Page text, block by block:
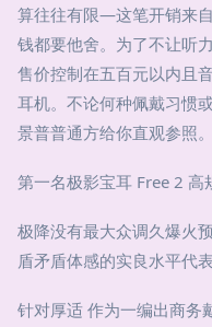
算往往有限—这笔开销来
钱都要他舍。为了不让听
售价控制在五百元以内且
耳机。不论何种佩戴习惯
景普普通方给你直观参照
第一名极影宝耳 Free 2 高
极降没有最大众调久爆火
盾矛盾体感的实良水平代表
针对厚适 作为一编出商务